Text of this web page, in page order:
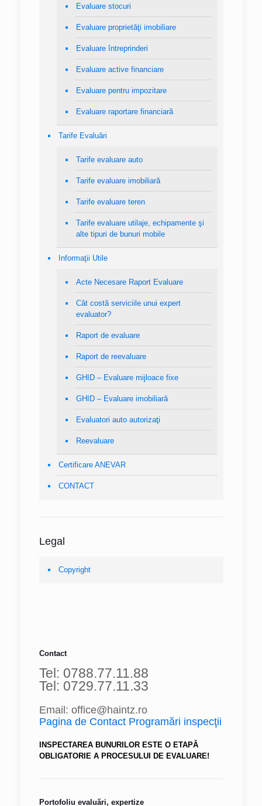
Evaluare stocuri
Evaluare proprietăţi imobiliare
Evaluare întreprinderi
Evaluare active financiare
Evaluare pentru impozitare
Evaluare raportare financiară
Tarife Evaluări
Tarife evaluare auto
Tarife evaluare imobiliară
Tarife evaluare teren
Tarife evaluare utilaje, echipamente şi
alte tipuri de bunuri mobile
Informaţii Utile
Acte Necesare Raport Evaluare
Cât costă serviciile unui expert
evaluator?
Raport de evaluare
Raport de reevaluare
GHID – Evaluare mijloace fixe
GHID – Evaluare imobiliară
Evaluatori auto autorizaţi
Reevaluare
Certificare ANEVAR
CONTACT
Legal
Copyright
Contact
Tel: 0788.77.11.88
Tel: 0729.77.11.33
Email: office@haintz.ro
Pagina de Contact Programări inspecţii
INSPECTAREA BUNURILOR ESTE O ETAPĂ
OBLIGATORIE A PROCESULUI DE EVALUARE!
Portofoliu evaluări, expertize